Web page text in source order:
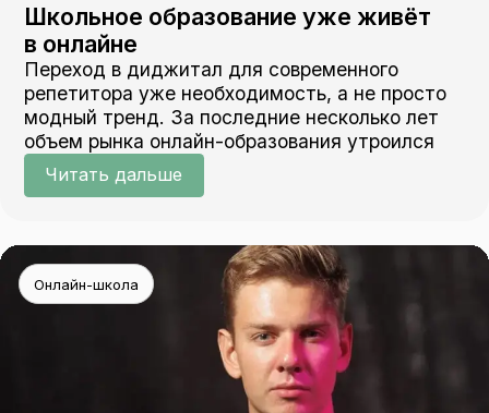
Школьное образование уже живёт
в онлайне
Переход в диджитал для современного
репетитора уже необходимость, а не просто
модный тренд. За последние несколько лет
объем рынка онлайн-образования утроился
Читать дальше
Онлайн-школа